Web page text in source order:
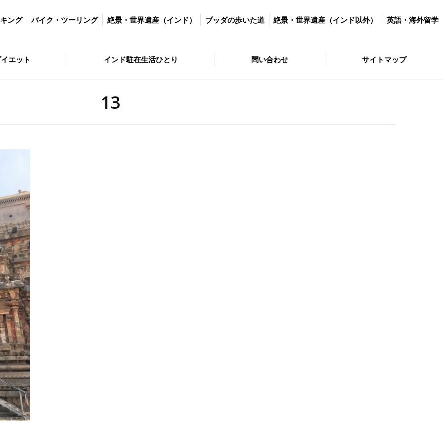
ング バイク・ツーリング 絶景・世界遺産（インド） ブッダの歩いた道 絶景・世界遺産（インド以外） 英語・海外留学
エット インド駐在生活ひとり 問い合わせ サイトマップ
13
ーリング 絶景・世界遺産（インド） ブッダの歩いた道 絶景・世界遺産（インド以外） 英語・海外留学 マラソン＆ダイエット